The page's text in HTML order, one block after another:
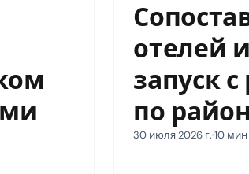
отелей
запуск
по
30 июля 2026 г.10